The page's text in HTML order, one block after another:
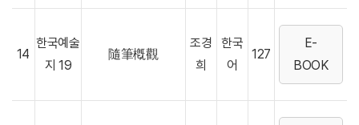
14
한국예술
지 19
隨筆槪觀
조경
희
한국
어
127
E-
BOOK